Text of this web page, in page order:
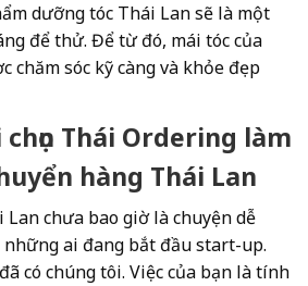
dưỡng tóc Thái Lan sẽ là một
để thử. Để từ đó, mái tóc của
chăm sóc kỹ càng và khỏe đẹp
Thái Ordering làm
hàng Thái Lan
chưa bao giờ là chuyện dễ
ai đang bắt đầu start-up.
có chúng tôi. Việc của bạn là tính